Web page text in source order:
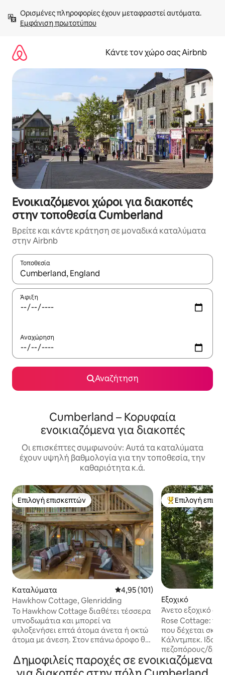
στο
περιεχόμενοΕμφάνιση πρωτοτύπου
Κάντε τον χώρο σας Airbnb
Ενοικιαζόμενοι χώροι για διακοπές
στην τοποθεσία Cumberland
Βρείτε και κάντε κράτηση σε μοναδικά καταλύματα
στην Airbnb
Τοποθεσία
Όταν τα αποτελέσματα είναι διαθέσιμα, μπορείτε να
Άφιξη
Αναχώρηση
Αναζήτηση
Cumberland – Κορυφαία
ενοικιαζόμενα για διακοπές
Οι επισκέπτες συμφωνούν: Αυτά τα καταλύματα
έχουν υψηλή βαθμολογία για την τοποθεσία, την
καθαριότητα κ.ά.
Επιλογή επισκεπτών
Επιλογή επισκεπτών
Καταλύματα Μέση βαθμολογία: 4,95 στα 5,
4,95 (101)
Hawkhow Cottage, Glenridding
Το Hawkhow Cottage διαθέτει τέσσερα
υπνοδωμάτια και μπορεί να
φιλοξενήσει επτά άτομα άνετα ή οκτώ
άτομα με άνεση. Στον επάνω όροφο θα
υπέρδιπλο κρεβάτι, ένα με διπλό
κρεβάτι και ένα με δύο μονά κρεβάτια)
Κορυφαία
Επιλογή
Εξοχικό
Άνετο εξοχικό
πεζοπόρους,
Rose Cottage:
που δέχεται
Κάλντμπεκ.
πεζοπόρους/
βόρεια βουνά
έξω από την
Δημοφιλείς παροχές σε ενοικιαζόμενα